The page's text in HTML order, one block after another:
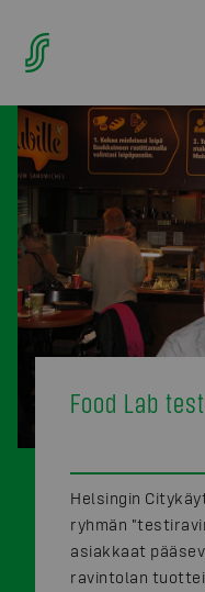
Food Lab
Helsingin
ryhmän
asiakkaat
ravintolan